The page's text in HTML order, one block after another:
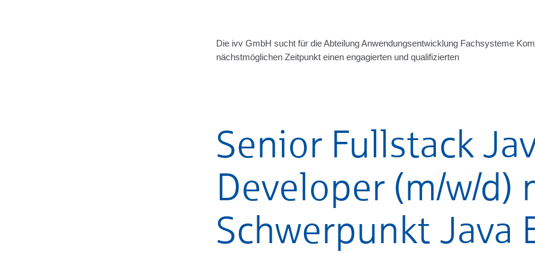
Die ivv GmbH sucht für die Abteilung Anwendungsentwicklung Fachsysteme
nächstmöglichen Zeitpunkt einen engagierten und qualifizierten
Senior Fullstack
Developer (m/w/d)
Schwerpunkt Java